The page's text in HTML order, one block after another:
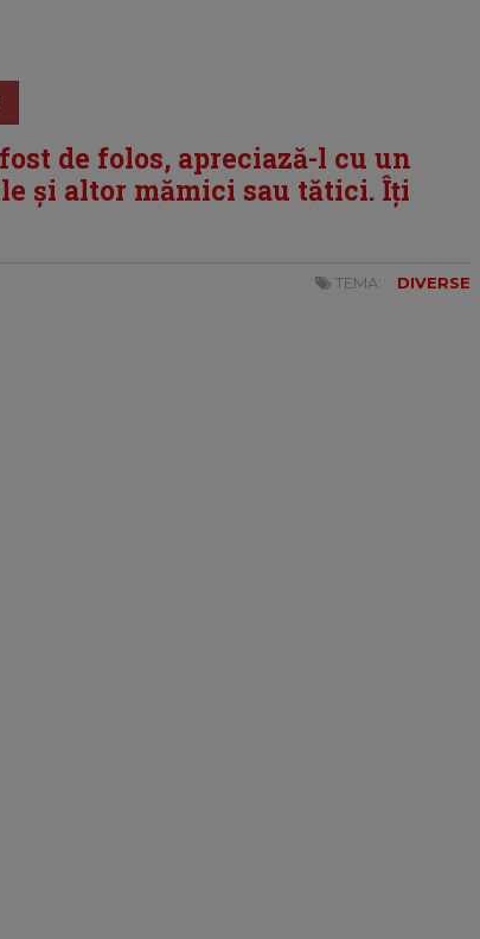
de folos, apreciază-l cu un
și altor mămici sau tătici. Îți
TEMA: DIVERSE